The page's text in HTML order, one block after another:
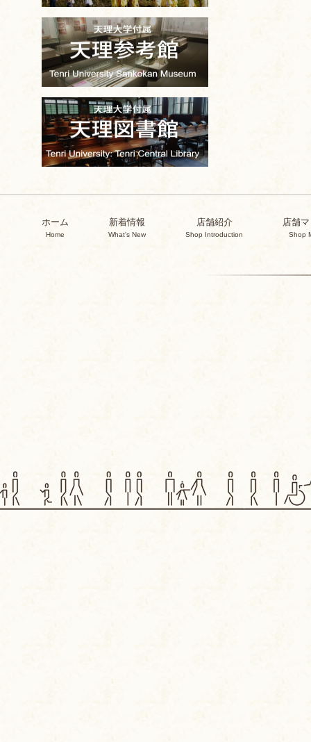
ホーム
Home
新着情報
What's New
店舗紹介
Shop Introduction
店舗
Shop